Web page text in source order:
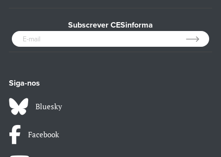
Subscrever CESinforma
Siga-nos
Bluesky
Facebook